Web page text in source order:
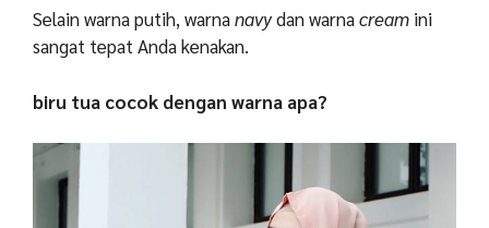
Selain warna putih, warnanavydan warnacream ini
sangat tepat Anda kenakan.
biru tua cocok dengan warna apa?